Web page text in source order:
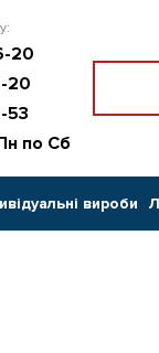
20
20
53
по Сб
вироби